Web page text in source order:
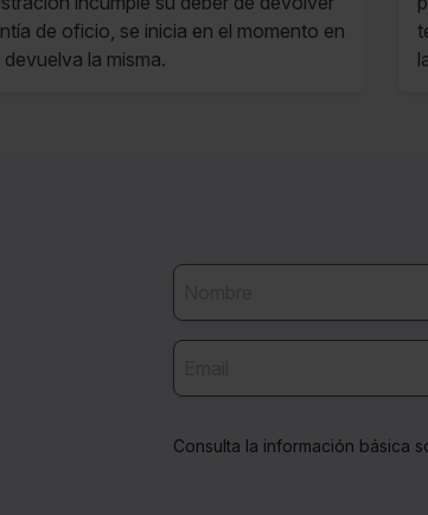
de oficio, se inicia en el momento en
devuelva la misma.
Consulta la información básica